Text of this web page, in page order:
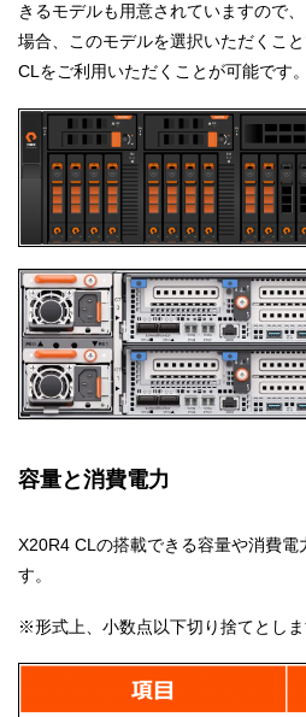
きるモデルも用意されていますので
場合、このモデルを選択いただくこ
CLをご利用いただくことが可能です。
容量と消費電力
X20R4 CLの搭載できる容量や消費
す。
※形式上、小数点以下切り捨てとしま